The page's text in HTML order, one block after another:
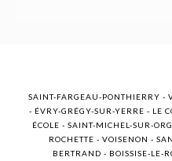
SAINT-FARGEAU-PONTHIERRY -
- ÉVRY-GRÉGY-SUR-YERRE - LE
ÉCOLE - SAINT-MICHEL-SUR-
ROCHETTE - VOISENON -
BERTRAND - BOISSISE-LE-